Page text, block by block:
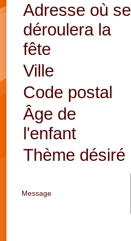
Adresse où se
déroulera la
fête
Ville
Code postal
Âge de
l'enfant
Thème désiré
Message